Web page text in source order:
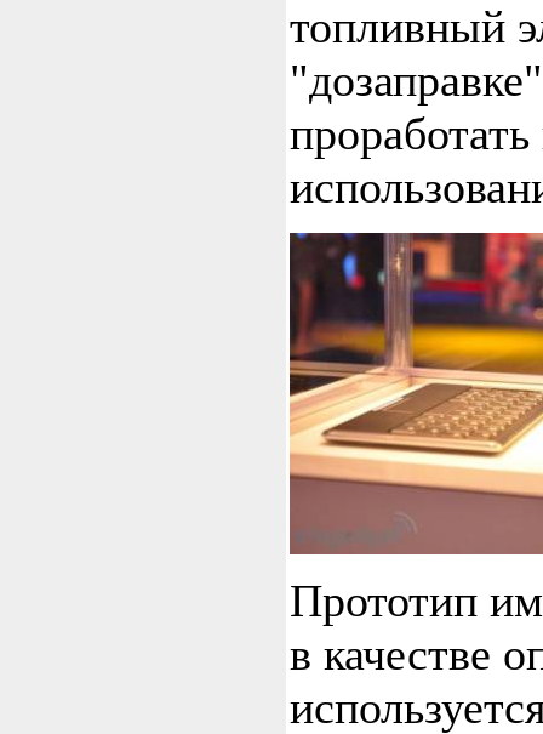
топливный
Прототип
в качестве